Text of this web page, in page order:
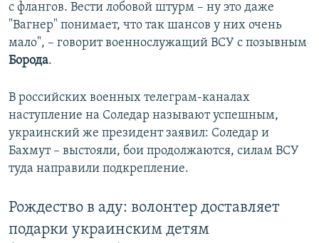
с флангов. Вести лобовой штурм – ну это даже
"Вагнер" понимает, что так шансов у них очень
мало", – говорит военнослужащий ВСУ с позывным
Борода.
В российских военных телеграм-каналах
наступление на Соледар называют успешным,
украинский же президент заявил: Соледар и
Бахмут – выстояли, бои продолжаются, силам ВСУ
туда направили подкрепление.
Рождество в аду: волонтер доставляет
подарки украинским детям